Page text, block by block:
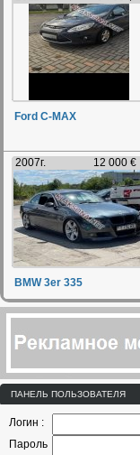
Ford C-MAX
2007г. 12 000 €
BMW 3er 335
ПАНЕЛЬ ПОЛЬЗОВАТЕЛЯ
Логин :
Пароль